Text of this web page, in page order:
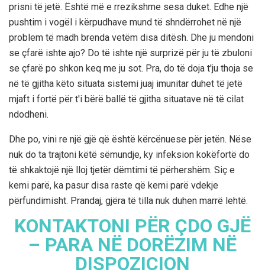
prisni të jetë. Është më e rrezikshme sesa duket. Edhe një
pushtim i vogël i kërpudhave mund të shndërrohet në një
problem të madh brenda vetëm disa ditësh. Dhe ju mendoni
se çfarë ishte ajo? Do të ishte një surprizë për ju të zbuloni
se çfarë po shkon keq me ju sot. Pra, do të doja t'ju thoja se
në të gjitha këto situata sistemi juaj imunitar duhet të jetë
mjaft i fortë për t'i bërë ballë të gjitha situatave në të cilat
ndodheni.
Dhe po, vini re një gjë që është kërcënuese për jetën. Nëse
nuk do ta trajtoni këtë sëmundje, ky infeksion kokëfortë do
të shkaktojë një lloj tjetër dëmtimi të përhershëm. Siç e
kemi parë, ka pasur disa raste që kemi parë vdekje
përfundimisht. Prandaj, gjëra të tilla nuk duhen marrë lehtë.
KONTAKTONI PËR ÇDO GJË
– PARA NË DORËZIM NË
DISPOZICION